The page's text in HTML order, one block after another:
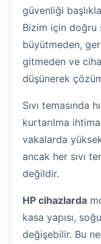
güvenliği
Bizim için doğru
büyütmeden,
gitmeden ve
düşünerek
Sıvı temasında
kurtarılma
vakalarda
ancak her sıvı
değildir.
HP cihazlarda
kasa yapısı,
değişebilir. Bu